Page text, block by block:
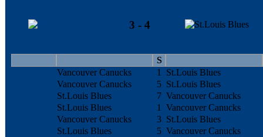
3 - 4
S
Vancouver Canucks 1
St.Louis Blues
Vancouver Canucks 5 St.Louis Blues
St.Louis Blues 7 Vancouver Canucks
St.Louis Blues 1
Vancouver Canucks
Vancouver Canucks 3 St.Louis Blues
St.Louis Blues 5 Vancouver Canucks